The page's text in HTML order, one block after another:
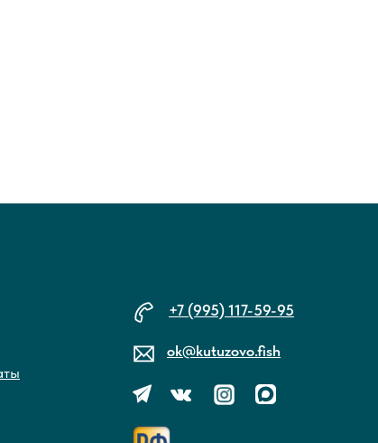
ok@kutuzovo.fish
+7 (995) 117-59-95